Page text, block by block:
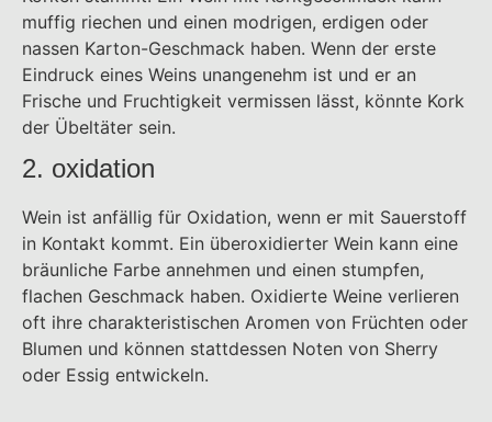
muffig riechen und einen modrigen, erdigen oder
nassen Karton-Geschmack haben. Wenn der erste
Eindruck eines Weins unangenehm ist und er an
Frische und Fruchtigkeit vermissen lässt, könnte Kork
der Übeltäter sein.
2. oxidation
Wein ist anfällig für Oxidation, wenn er mit Sauerstoff
in Kontakt kommt. Ein überoxidierter Wein kann eine
bräunliche Farbe annehmen und einen stumpfen,
flachen Geschmack haben. Oxidierte Weine verlieren
oft ihre charakteristischen Aromen von Früchten oder
Blumen und können stattdessen Noten von Sherry
oder Essig entwickeln.